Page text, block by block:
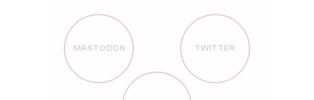
MASTODON TWITTER